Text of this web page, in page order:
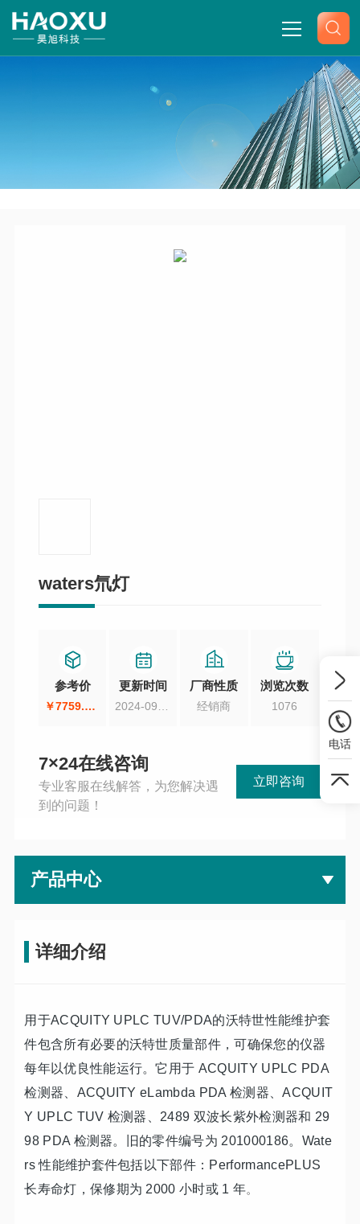
关于我们
waters氘灯
参考价
￥7759.032
更新时间 厂商性质
经销商
浏览次数
1076
7×24在线咨询
专业客服在线解答，为您解决遇
到的问题！
立即咨询
产品中心
详细介绍
用于ACQUITY UPLC TUV/PDA的沃特世性能维护套
件包含所有必要的沃特世质量部件，可确保您的仪器
每年以优良性能运行。它用于 ACQUITY UPLC PDA
检测器、ACQUITY eLambda PDA 检测器、ACQUIT
Y UPLC TUV 检测器、2489 双波长紫外检测器和 29
98 PDA 检测器。旧的零件编号为 201000186。Wate
rs 性能维护套件包括以下部件：PerformancePLUS
长寿命灯，保修期为 2000 小时或 1 年。
电话